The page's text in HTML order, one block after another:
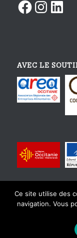
AVEC LE
© Copyright -
Ce site utilise des
navigation. Vous